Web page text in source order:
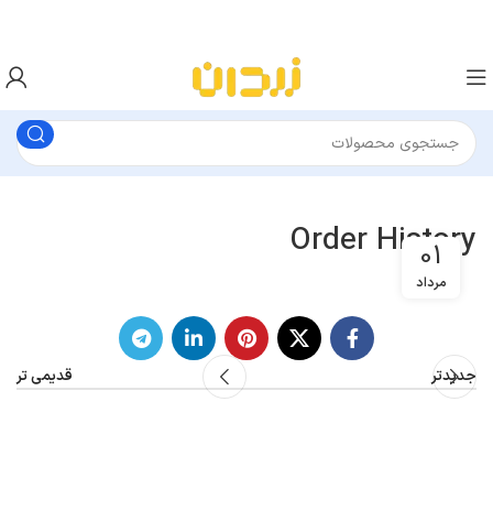
Order History
01
مرداد
جدیدتر قدیمی تر